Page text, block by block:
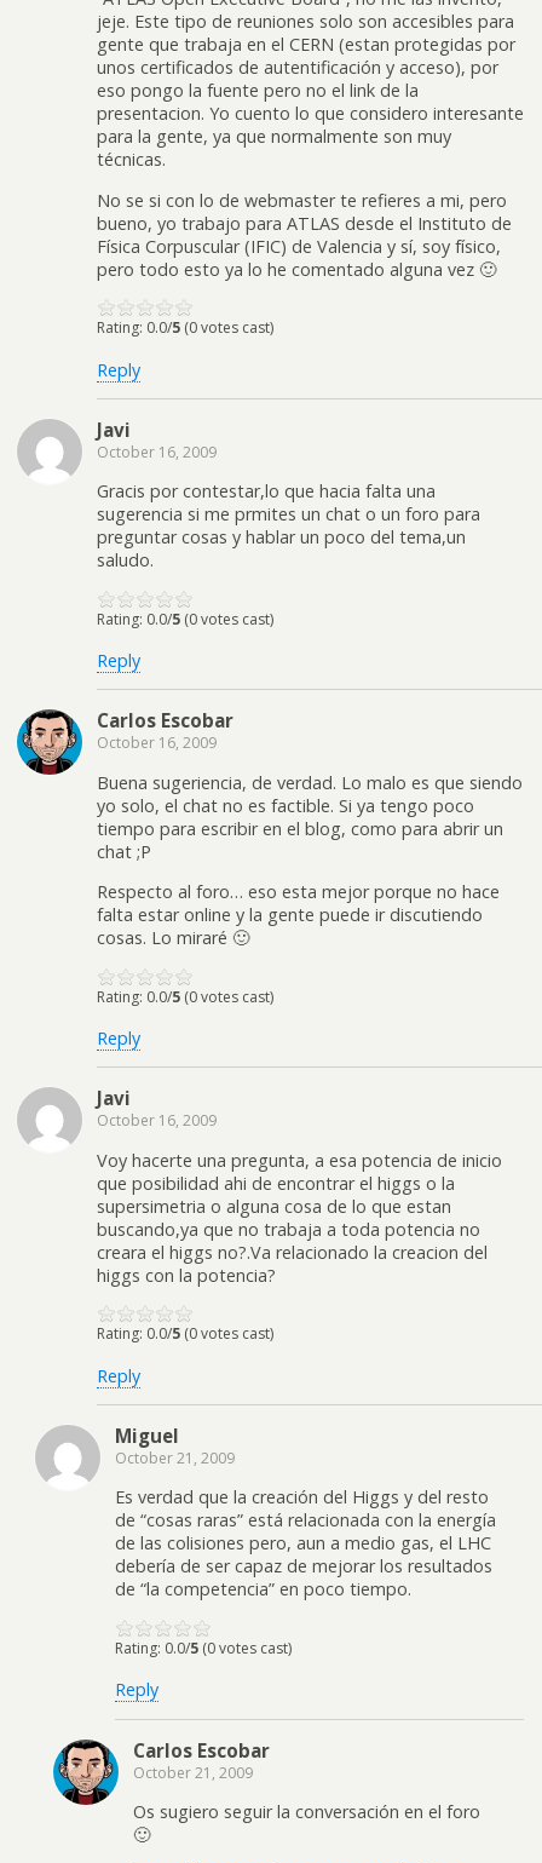
jeje. Este tipo de reuniones solo son accesibles para
gente que trabaja en el CERN (estan protegidas por
unos certificados de autentificación y acceso), por
eso pongo la fuente pero no el link de la
presentacion. Yo cuento lo que considero interesante
para la gente, ya que normalmente son muy
técnicas.
No se si con lo de webmaster te refieres a mi, pero
bueno, yo trabajo para ATLAS desde el Instituto de
Física Corpuscular (IFIC) de Valencia y sí, soy físico,
pero todo esto ya lo he comentado alguna vez 🙂
Rating: 0.0/5 (0 votes cast)
Reply
Javi
October 16, 2009
Gracis por contestar,lo que hacia falta una
sugerencia si me prmites un chat o un foro para
preguntar cosas y hablar un poco del tema,un
saludo.
Rating: 0.0/5 (0 votes cast)
Reply
Carlos Escobar
October 16, 2009
Buena sugeriencia, de verdad. Lo malo es que siendo
yo solo, el chat no es factible. Si ya tengo poco
tiempo para escribir en el blog, como para abrir un
chat ;P
Respecto al foro… eso esta mejor porque no hace
falta estar online y la gente puede ir discutiendo
cosas. Lo miraré 🙂
Rating: 0.0/5 (0 votes cast)
Reply
Javi
October 16, 2009
Voy hacerte una pregunta, a esa potencia de inicio
que posibilidad ahi de encontrar el higgs o la
supersimetria o alguna cosa de lo que estan
buscando,ya que no trabaja a toda potencia no
creara el higgs no?.Va relacionado la creacion del
higgs con la potencia?
Rating: 0.0/5 (0 votes cast)
Reply
Miguel
October 21, 2009
Es verdad que la creación del Higgs y del resto
de “cosas raras” está relacionada con la energía
de las colisiones pero, aun a medio gas, el LHC
debería de ser capaz de mejorar los resultados
de “la competencia” en poco tiempo.
Rating: 0.0/5 (0 votes cast)
Reply
Carlos Escobar
October 21, 2009
Os sugiero seguir la conversación en el foro
🙂